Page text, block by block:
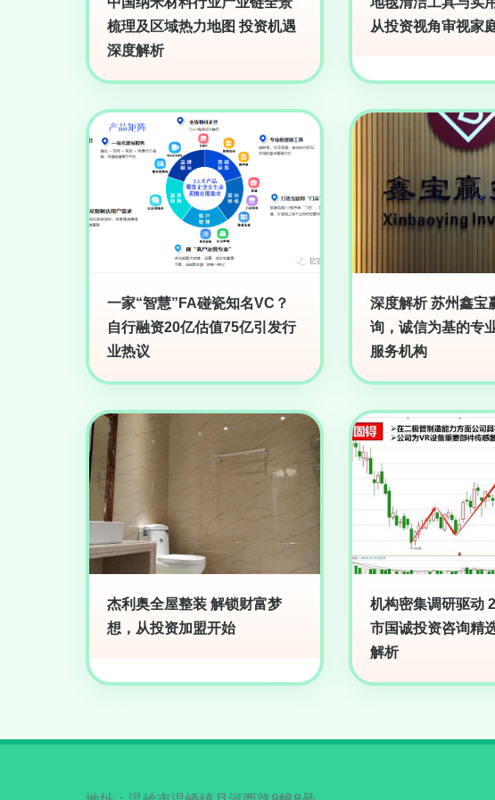
梳理及区域热力地图 投资机遇
深度解析
从投资视角审视家
一家“智慧”FA碰瓷知名VC？
自行融资20亿估值75亿引发行
业热议
深度解析 苏州鑫宝
询，诚信为基的专
服务机构
杰利奥全屋整装 解锁财富梦
想，从投资加盟开始
机构密集调研驱动
市国诚投资咨询精
解析